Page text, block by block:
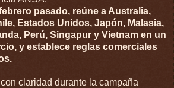
pasado, reúne a Australia,
Estados Unidos, Japón, Malasia,
Perú, Singapur y Vietnam en un
y establece reglas comerciales
claridad durante la campaña